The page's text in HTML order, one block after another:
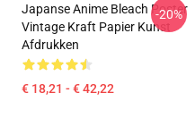
Japanse Anime Bleach Poster
Vintage Kraft Papier Kunst
Afdrukken
€ 18,21 - € 42,22
-20%